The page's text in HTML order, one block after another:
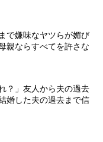
で嫌味なヤツらが媚び
親ならすべてを許さな
？」友人から夫の過去
婚した夫の過去まで信